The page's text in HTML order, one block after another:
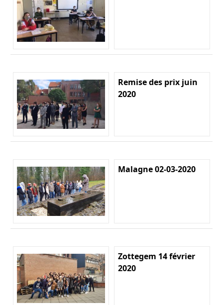
Remise des prix juin
2020
Malagne 02-03-2020
Zottegem 14 février
2020